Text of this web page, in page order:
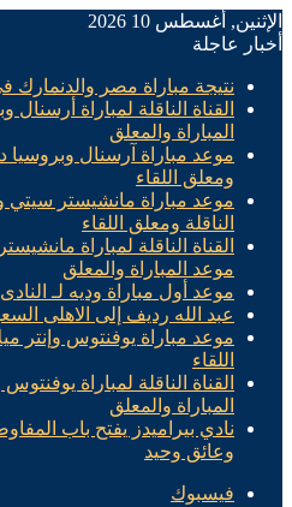
الإثنين, أغسطس 10 2026
أخبار عاجلة
نتيجة مباراة مصر والدنمارك
القناة الناقلة لمباراة
المباراة والمعلق
موعد مباراة آرسنال وبروسيا
ومعلق اللقاء
موعد مباراة مانشيستر سيتي
الناقلة ومعلق اللقاء
القناة الناقلة لمباراة
موعد المباراة والمعلق
موعد أول مباراة وديه لـ
عبد الله رديف إلى الاهلى
موعد مباراة يوفنتوس وإنتر
اللقاء
القناة الناقلة لمباراة
المباراة والمعلق
نادي بيراميدز يفتح باب
وعائق وحيد
فيسبوك